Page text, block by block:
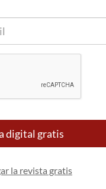
digital gratis
la revista gratis